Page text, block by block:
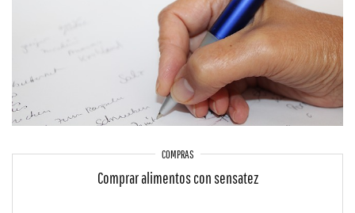
COMPRAS
Comprar alimentos con sensatez